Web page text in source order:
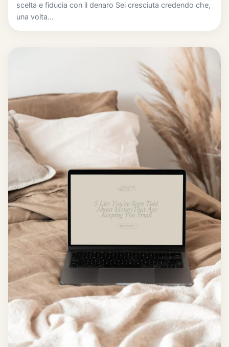
scelta e fiducia con il denaro Sei cresciuta credendo che,
una volta...